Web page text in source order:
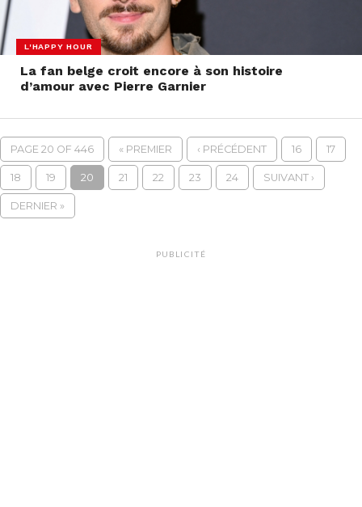
L'HAPPY HOUR
La fan belge croit encore à son histoire
d’amour avec Pierre Garnier
PAGE 20 OF 446 « PREMIER ‹ PRÉCÉDENT 16 17
18 19 20 21 22 23 24 SUIVANT ›
DERNIER »
PUBLICITÉ